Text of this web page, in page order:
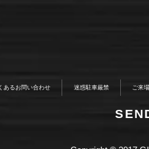
あるお問い合わせ 迷惑駐車厳禁 ご来